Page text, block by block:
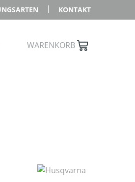
KONTAKT
WARENKORB